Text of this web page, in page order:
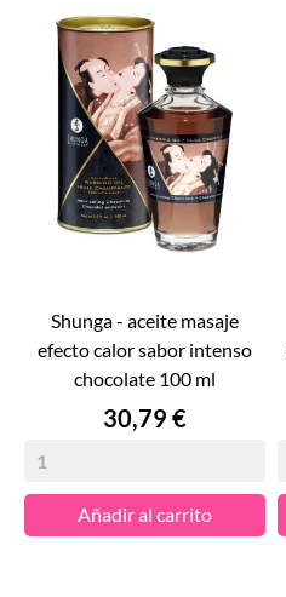
shunga - aceite masaje
efecto calor sabor intenso
chocolate 100 ml
Precio
30,79 €
Añadir al carrito